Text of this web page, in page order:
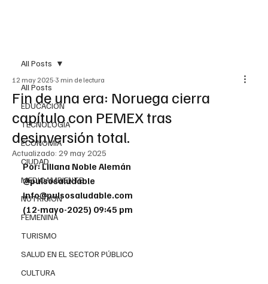
All Posts
EDUCACIÓN
TECNOLOGÍA
ECONOMÍA
CIUDAD
MEDIOAMBIENTE
NUTRICIÓN
FEMENINA
TURISMO
SALUD EN EL SECTOR PÚBLICO
CULTURA
All Posts
Fin de una era: Noruega cierra
capítulo con PEMEX tras
desinversión total.
12 may 2025 3 min de lectura
Actualizado: 29 may 2025
Por: Liliana Noble Alemán
@pulsosaludable
info@pulsosaludable.com
(12-mayo-2025) 09:45 pm